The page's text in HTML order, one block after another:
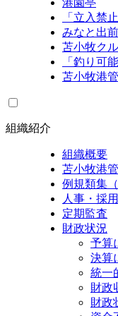
港園亭
「立入禁
みなと出
苫小牧ク
「釣り可
苫小牧港
組織紹介
組織概要
苫小牧港
例規類集
人事・採
定期監査
財政状況
予算
決算
統一
財政
財政